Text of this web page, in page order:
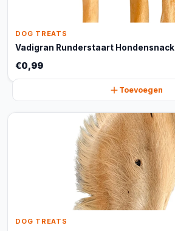
DOG TREATS
Vadigran Runderstaart Hondensnack
€0,99
Toevoegen
DOG TREATS